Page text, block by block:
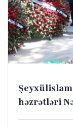
həzrətləri